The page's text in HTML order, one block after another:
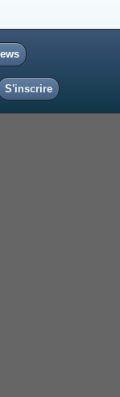
S'inscrire